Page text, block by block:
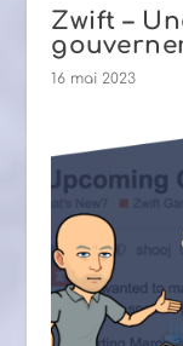
Zwift –
16 mai 2023